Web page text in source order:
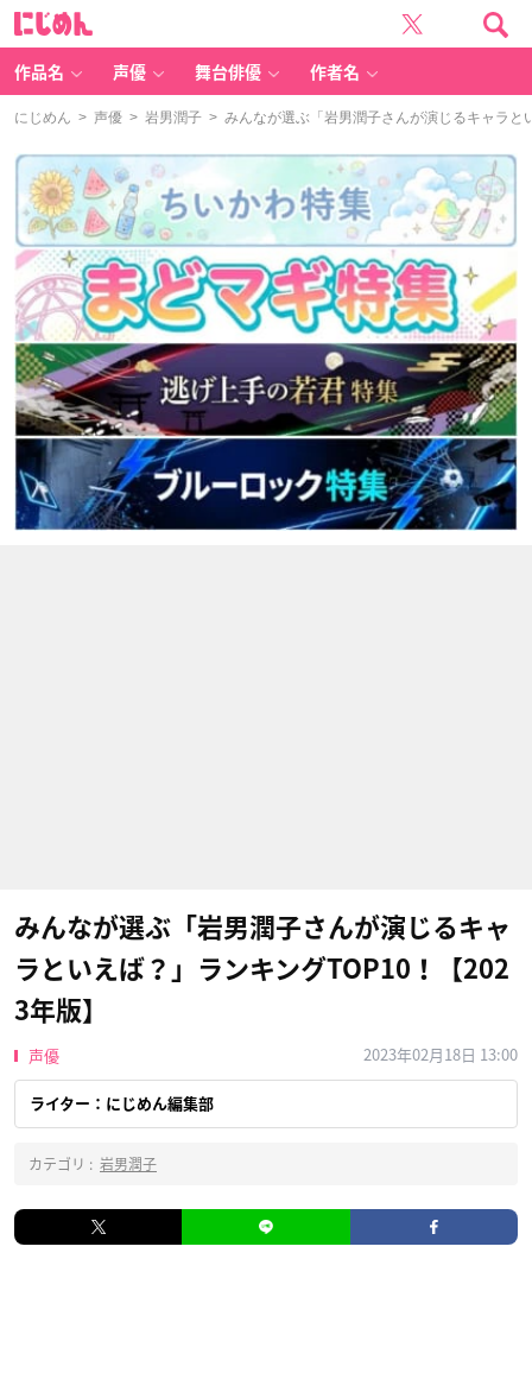
作品名 声優 舞台俳優 作者名
にじめん > 声優 > 岩男潤子 > みんなが選ぶ「岩男潤子さんが演じるキャラ
みんなが選ぶ「岩男潤子さんが演じるキャ
ラといえば？」ランキングTOP10！【202
3年版】
声優 2023年02月18日 13:00
ライター：にじめん編集部
カテゴリ : 岩男潤子